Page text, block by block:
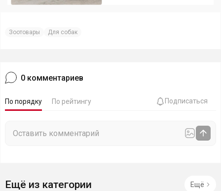
Зоотовары Для собак
0 комментариев
По порядку По рейтингу Подписаться
Ещё из категории Ещё